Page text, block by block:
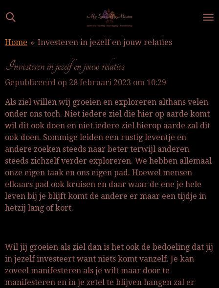
direct
de
Home » Investeren in jezelf en jouw relaties
Investeren in jezelf en jouw relaties
Gepubliceerd op 28 februari 2023 om 10:29
Als ziel willen wij groeien en exploreren althans velen
onder ons toch. Niet iedere ziel die hier op aarde komt
wil dit ook doen en niet iedere ziel hierop aarde zal dit
ook doen. Sommige leiden een rustig leventje en
andere zoeken steeds naar beter terwijl anderen
steeds zichzelf verder exploreren. We hebben allemaal
onze eigen taak en ons eigen pad. Hoewel mensen
elkaars pad ook kruisen en daar waar de ene je hele
leven bij je blijft komt de andere er maar een tijdje in
hetzij lang of kort.
Wil jij groeien als ziel dan is het ook de bedoeling dat jij
in jezelf investeert want niets komt vanzelf. Je kan
zoveel manifesteren als je wilt maar door te
manifesteren en in je zetel te blijven hangen zal er